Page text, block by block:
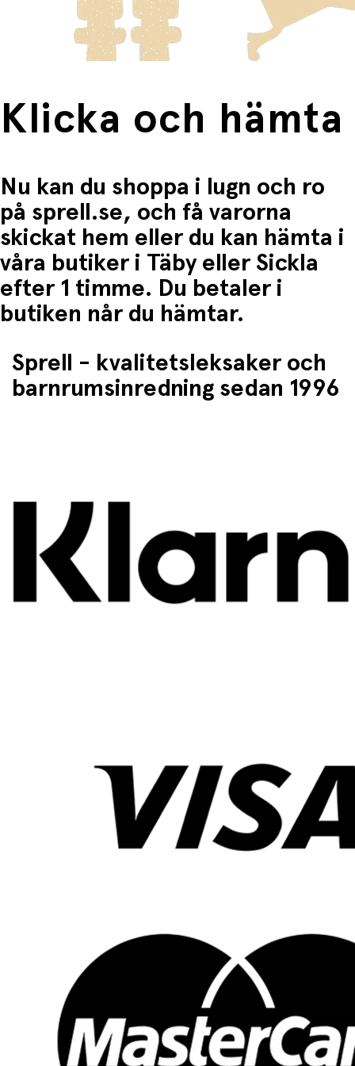
Specifikationer:
25 x 25 x 16 cm
Rekommenderad ålder:
Från 3 år
Material: Slitstark plast som är säker för barn
Fri frakt när du handlar för mer än 1500:-
Klicka och hämta
Nu kan du shoppa i lugn och ro
på sprell.se, och få varorna
skickat hem eller du kan hämta i
våra butiker i Täby eller Sickla
efter 1 timme. Du betaler i
butiken når du hämtar.
Sprell - kvalitetsleksaker och
barnrumsinredning sedan 1996